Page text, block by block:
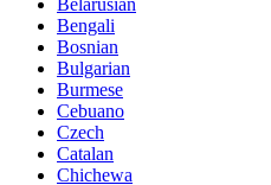
Bengali
Bosnian
Bulgarian
Burmese
Cebuano
Czech
Catalan
Chichewa